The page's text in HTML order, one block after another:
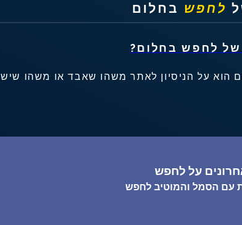
חלום אנושי
עלינו
פרטיות
לחפש בחלום
של לחפשבחלום?
הוא על הניסיון לאתר משהו שאבד או משהו שיש
על לחפש
עם הסמל והמוטיבלחפש